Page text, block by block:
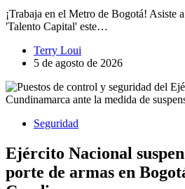
¡Trabaja en el Metro de Bogotá! Asiste
'Talento Capital' este…
Terry Loui
5 de agosto de 2026
Seguridad
Ejército Nacional
porte de armas en